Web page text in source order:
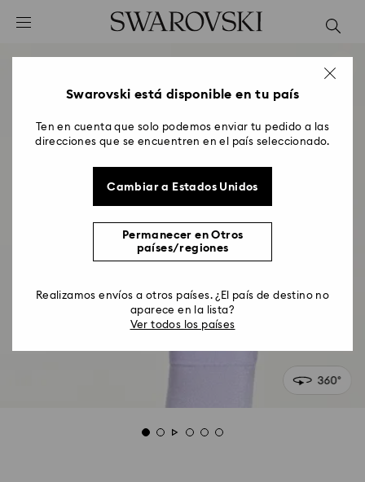
Accesskeys list
2 - FooterSwarovski está disponible en tu país
Ten en cuenta que solo podemos enviar tu pedido a las
direcciones que se encuentren en el país seleccionado.
Cambiar a Estados Unidos
Permanecer en Otros
países/regiones
Realizamos envíos a otros países. ¿El país de destino no
aparece en la lista?
Ver todos los países